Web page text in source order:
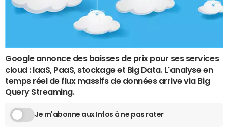
Google annonce des baisses de prix pour ses services
cloud : IaaS, PaaS, stockage et Big Data. L'analyse en
temps réel de flux massifs de données arrive via Big
Query Streaming.
Je m'abonne aux Infos à ne pas rater